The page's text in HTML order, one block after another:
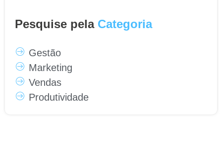
Pesquise pela Categoria
Gestão
Marketing
Vendas
Produtividade